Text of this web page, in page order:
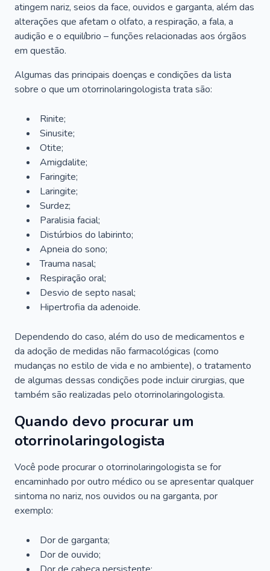
atingem nariz, seios da face, ouvidos e garganta, além das
alterações que afetam o olfato, a respiração, a fala, a
audição e o equilíbrio – funções relacionadas aos órgãos
em questão.
Algumas das principais doenças e condições da lista
sobre o que um otorrinolaringologista trata são:
Rinite;
Sinusite;
Otite;
Amigdalite;
Faringite;
Laringite;
Surdez;
Paralisia facial;
Distúrbios do labirinto;
Apneia do sono;
Trauma nasal;
Respiração oral;
Desvio de septo nasal;
Hipertrofia da adenoide.
Dependendo do caso, além do uso de medicamentos e
da adoção de medidas não farmacológicas (como
mudanças no estilo de vida e no ambiente), o tratamento
de algumas dessas condições pode incluir cirurgias, que
também são realizadas pelo otorrinolaringologista.
Quando devo procurar um
otorrinolaringologista
Você pode procurar o otorrinolaringologista se for
encaminhado por outro médico ou se apresentar qualquer
sintoma no nariz, nos ouvidos ou na garganta, por
exemplo:
Dor de garganta;
Dor de ouvido;